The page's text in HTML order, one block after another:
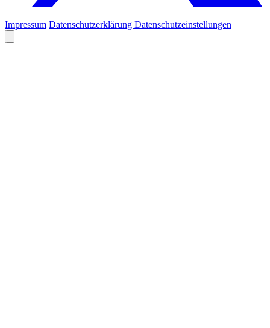
Impressum Datenschutzerklärung Datenschutzeinstellungen